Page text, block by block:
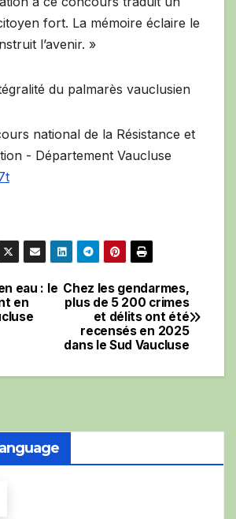
fort. La mémoire éclaire le
l’avenir. »
du palmarès vauclusien
Chez les gendarmes,
plus de 5 200 crimes
et délits ont été
recensés en 2025
dans le Sud Vaucluse
eau : le
en